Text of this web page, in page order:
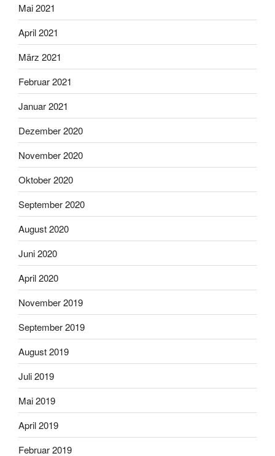
Mai 2021
April 2021
März 2021
Februar 2021
Januar 2021
Dezember 2020
November 2020
Oktober 2020
September 2020
August 2020
Juni 2020
April 2020
November 2019
September 2019
August 2019
Juli 2019
Mai 2019
April 2019
Februar 2019